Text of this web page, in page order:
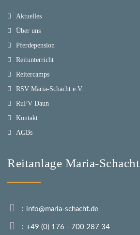
Aktuelles
Über uns
Pferdepension
Reitunterricht
Reitercamps
RSV Maria-Schacht e.V.
RuFV Daun
Kontakt
AGBs
Reitanlage Maria-Schacht
info@maria-schacht.de
+49 (0) 176 - 700 287 34